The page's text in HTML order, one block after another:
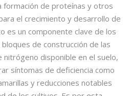
formación de proteínas y otros
el crecimiento y desarrollo de
es un componente clave de los
de construcción de las
disponible en el suelo,
síntomas de deficiencia como
y reducciones notables